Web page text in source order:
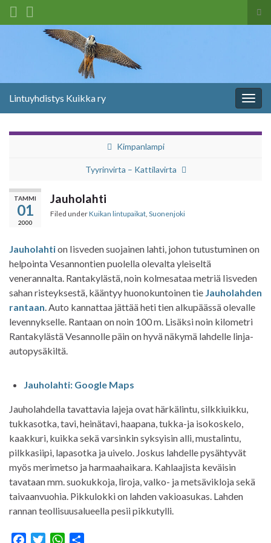
Search for:
Lintuyhdistys Kuikka ry
Kimpanlampi
Tyyrinvirta – Kattilavirta
TAMMI
01
2000
Jauholahti
Filed underKuikan lintupaikat Suonenjoki
Jauholahtion Iisveden suojainen lahti, johon tutustuminen on
helpointa Vesannontien puolella olevalta yleiseltä
venerannalta. Rantakylästä, noin kolmesataa metriä Iisveden
sahan risteyksestä, kääntyy huonokuntoinen tie Jauholahden
rantaan . Auto kannattaa jättää heti tien alkupäässä olevalle
levennykselle. Rantaan on noin 100 m. Lisäksi noin kilometri
Rantakylästä Vesannolle päin on hyvä näkymä lahdelle linja-
autopysäkiltä.
Jauholahti: Google Maps
Jauholahdella tavattavia lajeja ovat härkälintu, silkkiuikku,
tukkasotka, tavi, heinätavi, haapana, tukka-ja isokoskelo,
kaakkuri, kuikka sekä varsinkin syksyisin alli, mustalintu,
pilkkasiipi, lapasotka ja uivelo. Joskus lahdelle pysähtyvät
myös merimetso ja harmaahaikara. Kahlaajista keväisin
tavataan mm. suokukkoja, liroja, valko- ja metsävikloja sekä
taivaanvuohia. Pikkulokki on lahden vakioasukas. Lahden
rannan teollisuusalueella pesii pikkutylli.
W